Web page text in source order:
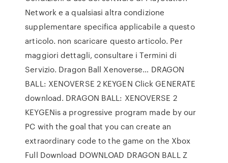
Network e a qualsiasi altra condizione
supplementare specifica applicabile a questo
articolo. non scaricare questo articolo. Per
maggiori dettagli, consultare i Termini di
Servizio. Dragon Ball Xenoverse… DRAGON
BALL: XENOVERSE 2 KEYGEN Click GENERATE
download. DRAGON BALL: XENOVERSE 2
KEYGENis a progressive program made by our
PC with the goal that you can create an
extraordinary code to the game on the Xbox
Full Download DOWNLOAD DRAGON BALL Z